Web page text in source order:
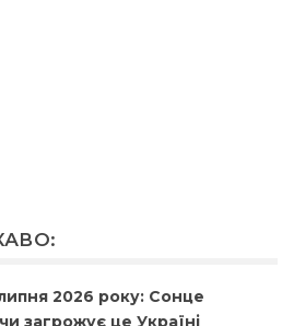
2026 року: Сонце
загрожує це Україні